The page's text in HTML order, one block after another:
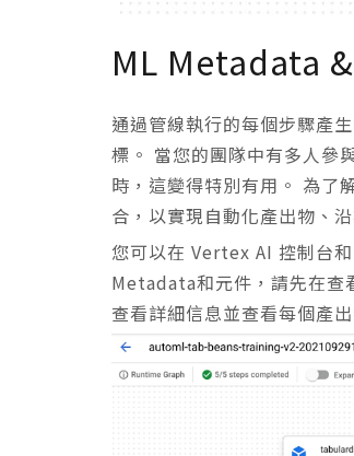
ML Metadata
通過管線執行的每個步驟產
標。 當您的團隊中有多人參
時，這變得特別有用。 為
合，以實現自動化產出物、
您可以在 Vertex AI 控制台
Metadata和元件，請先在
查看詳細信息並查看每個產